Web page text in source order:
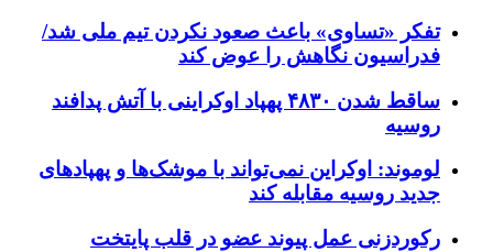
تفکر «تساوی» باعث صعود نکردن تیم ملی شد/
فدراسیون نگاهش را عوض کند
ساقط شدن ۴۸۳۰ پهپاد اوکراینی با آتش پدافند
روسیه
لوموند: اوکراین نمی‌تواند با موشک‌ها و پهپادهای
جدید روسیه مقابله کند
رکوردزنی عمل پیوند عضو در قلب پایتخت